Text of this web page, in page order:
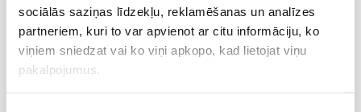
sociālās saziņas līdzekļu, reklamēšanas un analīzes
partneriem, kuri to var apvienot ar citu informāciju, ko
viņiem sniedzat vai ko viņi apkopo, kad lietojat viņu
pakalpojumus.
Līdzīgi produkti